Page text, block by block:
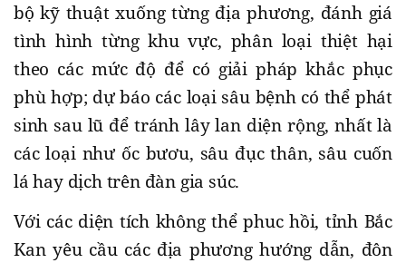
bộ kỹ thuật xuống từng địa phương, đánh giá
tình hình từng khu vực, phân loại thiệt hại
theo các mức độ để có giải pháp khắc phục
phù hợp; dự báo các loại sâu bệnh có thể phát
sinh sau lũ để tránh lây lan diện rộng, nhất là
các loại như ốc bươu, sâu đục thân, sâu cuốn
lá hay dịch trên đàn gia súc.
Với các diện tích không thể phuc hồi, tỉnh Bắc
Kan yêu cầu các địa phương hướng dẫn, đôn